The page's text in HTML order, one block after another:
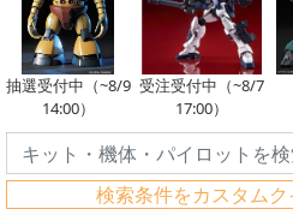
抽選受付中（~8/9
14:00）
受注受付中（~8/7
17:00）
検索条件をカスタム